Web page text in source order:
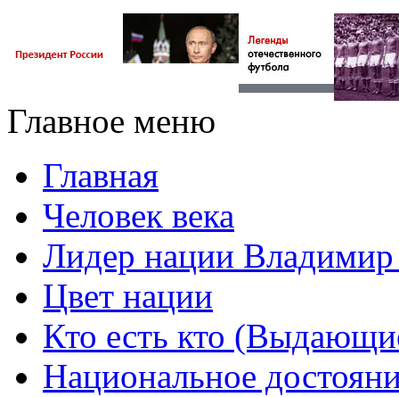
Главное меню
Главная
Человек века
Лидер нации
Цвет нации
Кто есть кто
Национальное